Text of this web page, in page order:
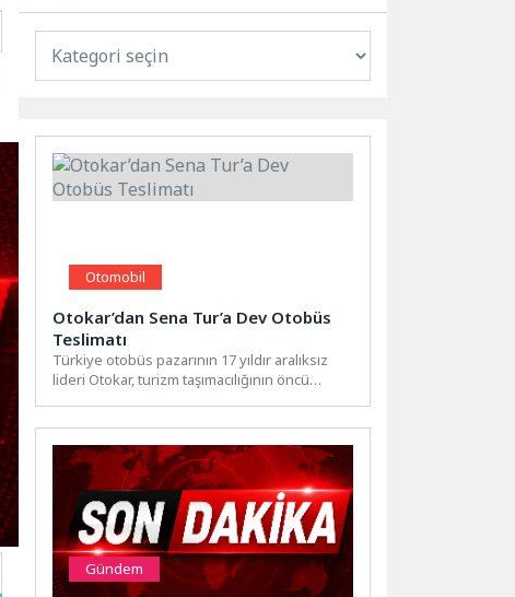
Otomobil
Otokar’dan Sena Tur’a Dev Otobüs
Teslimatı
Türkiye otobüs pazarının 17 yıldır aralıksız
lideri Otokar, turizm taşımacılığının öncü
Gündem